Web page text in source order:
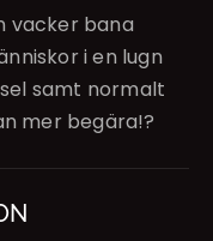
vacker bana
i en lugn
samt normalt
mer begära!?